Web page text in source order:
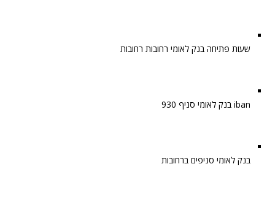
שעות פתיחה בנק לאומי רחובות רחובות
iban בנק לאומי סניף 930
בנק לאומי סניפים ברחובות